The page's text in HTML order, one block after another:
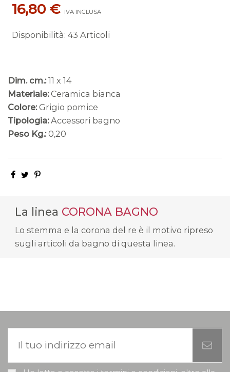
16,80 € IVA INCLUSA
Disponibilità: 43 Articoli
Dim. cm.: 11 x 14
Materiale: Ceramica bianca
Colore: Grigio pomice
Tipologia: Accessori bagno
Peso Kg.: 0,20
La linea CORONA BAGNO
Lo stemma e la corona del re è il motivo ripreso
sugli articoli da bagno di questa linea.